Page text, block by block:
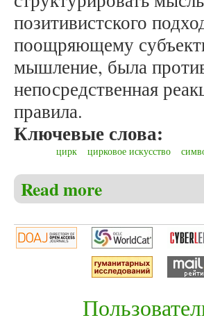
позитивистского
поощряющему
мышление, была
непосредственная
правила.
Ключевые слова:
цирк цирковое искусство
Read more